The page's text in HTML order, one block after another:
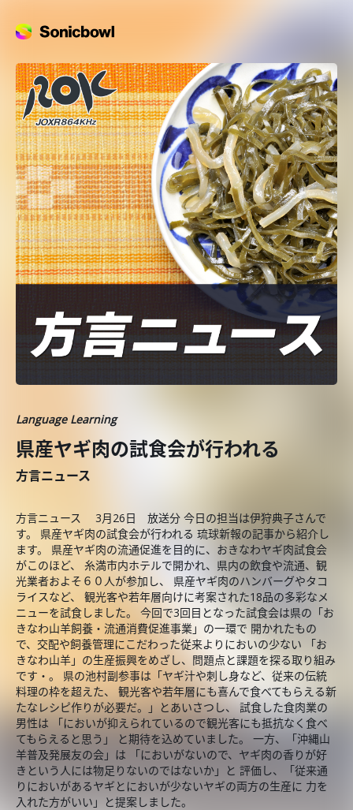
Language Learning
県産ヤギ肉の試食会が行われる
方言ニュース
方言ニュース 3月26日 放送分 今日の担当は伊狩典子さんで
す。 県産ヤギ肉の試食会が行われる 琉球新報の記事から紹介し
ます。 県産ヤギ肉の流通促進を目的に、おきなわヤギ肉試食会
がこのほど、 糸満市内ホテルで開かれ、県内の飲食や流通、観
光業者およそ６０人が参加し、 県産ヤギ肉のハンバーグやタコ
ライスなど、 観光客や若年層向けに考案された18品の多彩なメ
ニューを試食しました。 今回で3回目となった試食会は県の「お
きなわ山羊飼養・流通消費促進事業」の一環で 開かれたもの
で、交配や飼養管理にこだわった従来よりにおいの少ない 「お
きなわ山羊」の生産振興をめざし、問題点と課題を探る取り組み
です・。 県の池村副参事は「ヤギ汁や刺し身など、従来の伝統
料理の枠を超えた、 観光客や若年層にも喜んで食べてもらえる新
たなレシピ作りが必要だ。」とあいさつし、 試食した食肉業の
男性は 「においが抑えられているので観光客にも抵抗なく食べ
てもらえると思う」 と期待を込めていました。 一方、「沖縄山
羊普及発展友の会」は 「においがないので、ヤギ肉の香りが好
きという人には物足りないのではないか」と 評価し、「従来通
りにおいがあるヤギとにおいが少ないヤギの両方の生産に 力を
入れた方がいい」と提案しました。